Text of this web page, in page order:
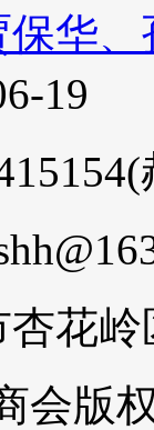
华、
19
花
会版